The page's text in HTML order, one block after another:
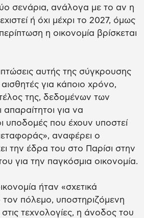
σενάρια, ανάλογα με το αν η
ή όχι μέχρι το 2027, όμως
η οικονομία βρίσκεται
αυτής της σύγκρουσης
για κάποιο χρόνο,
της, δεδομένων των
για να
υποδομές που έχουν υποστεί
αναφέρει ο
την έδρα του στο Παρίσι στην
για την παγκόσμια οικονομία.
ήταν «σχετικά
πόλεμο, υποστηριζόμενη
στις τεχνολογίες, η άνοδος του